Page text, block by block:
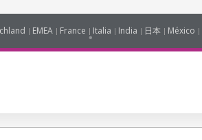
EMEA France Italia India 日本 México